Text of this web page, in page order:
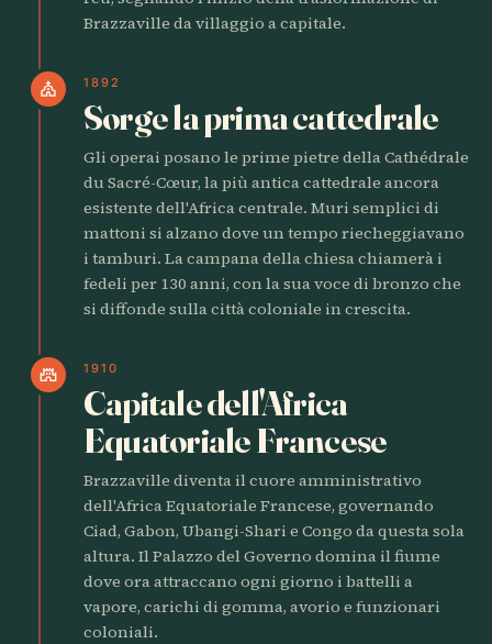
Brazzaville da villaggio a capitale.
church 1892
Sorge la prima cattedrale
Gli operai posano le prime pietre della Cathédrale
du Sacré-Cœur, la più antica cattedrale ancora
esistente dell'Africa centrale. Muri semplici di
mattoni si alzano dove un tempo riecheggiavano
i tamburi. La campana della chiesa chiamerà i
fedeli per 130 anni, con la sua voce di bronzo che
si diffonde sulla città coloniale in crescita.
castle 1910
Capitale dell'Africa
Equatoriale Francese
Brazzaville diventa il cuore amministrativo
dell'Africa Equatoriale Francese, governando
Ciad, Gabon, Ubangi-Shari e Congo da questa sola
altura. Il Palazzo del Governo domina il fiume
dove ora attraccano ogni giorno i battelli a
vapore, carichi di gomma, avorio e funzionari
coloniali.